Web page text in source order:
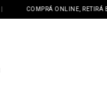
COMPRÁ ONLINE, RETIRÁ EN